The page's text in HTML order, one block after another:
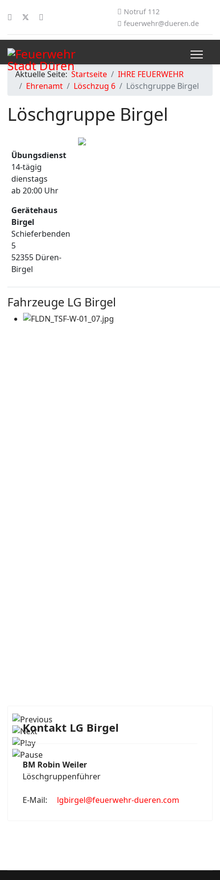
Notruf 112
feuerwehr@dueren.de
Aktuelle Seite: Startseite
IHRE FEUERWEHR
Ehrenamt
Löschzug 6 Löschgruppe Birgel
Löschgruppe Birgel
Übungsdienst
14-tägig
dienstags
ab 20:00 Uhr
Gerätehaus
Birgel
Schieferbenden
5
52355 Düren-
Birgel
Fahrzeuge LG Birgel
Kontakt LG Birgel
BM Robin Weiler
Löschgruppenführer
E-Mail: lgbirgel@feuerwehr-dueren.com